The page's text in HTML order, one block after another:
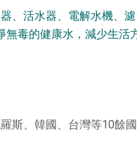
、活水器、電解水機、濾
無毒的健康水，減少生活
斯、韓國、台灣等10餘國